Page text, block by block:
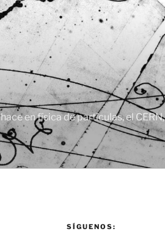
en física de partículas, el
SÍGUENOS: